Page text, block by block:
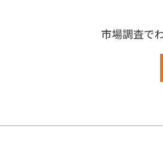
市場調査で